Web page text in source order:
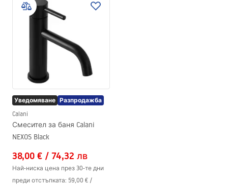
Уведомяване Разпродажба
Calani
Смесител за баня Calani
NEXOS Black
38,00 € / 74,32 лв
Най-ниска цена през 30-те дни
преди отстъпката: 59,00 € /